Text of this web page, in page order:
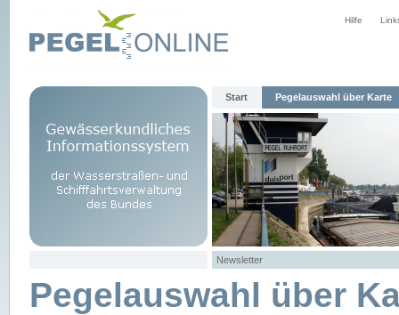
Hilfe
Start Pegelauswahl über Karte
Newsletter
Pegelauswahl über